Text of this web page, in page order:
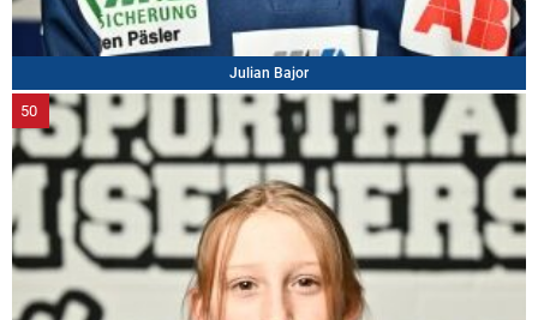
Julian Bajor
50